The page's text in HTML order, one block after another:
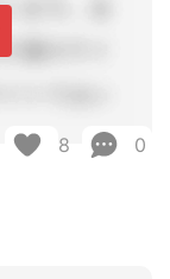
8 0